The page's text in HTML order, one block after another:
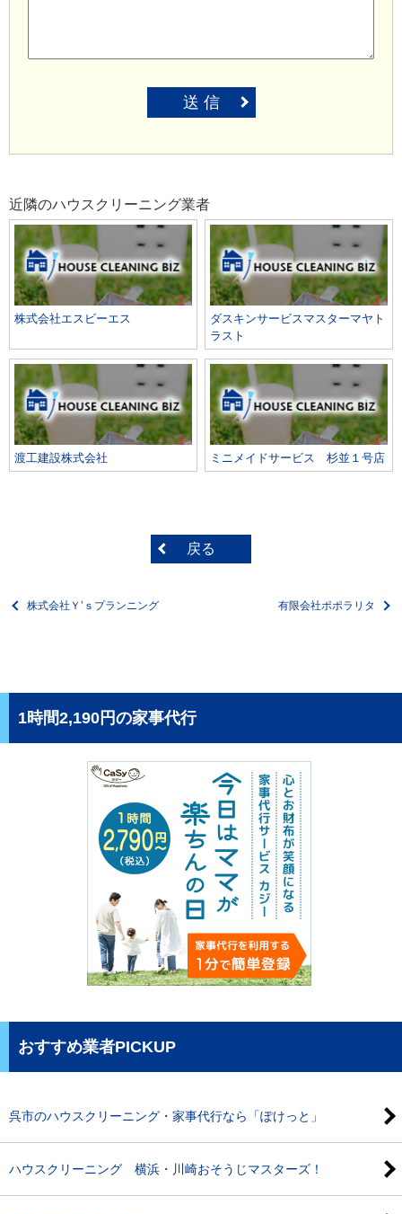
送 信
近隣のハウスクリーニング業者
株式会社エスビーエス
ダスキンサービスマスターマヤト
ラスト
渡工建設株式会社 ミニメイドサービス 杉並１号店
戻る
株式会社Ｙ’ｓプランニング 有限会社ポポラリタ
1時間2,190円の家事代行
おすすめ業者PICKUP
呉市のハウスクリーニング・家事代行なら「ぽけっと」
ハウスクリーニング 横浜・川崎おそうじマスターズ！